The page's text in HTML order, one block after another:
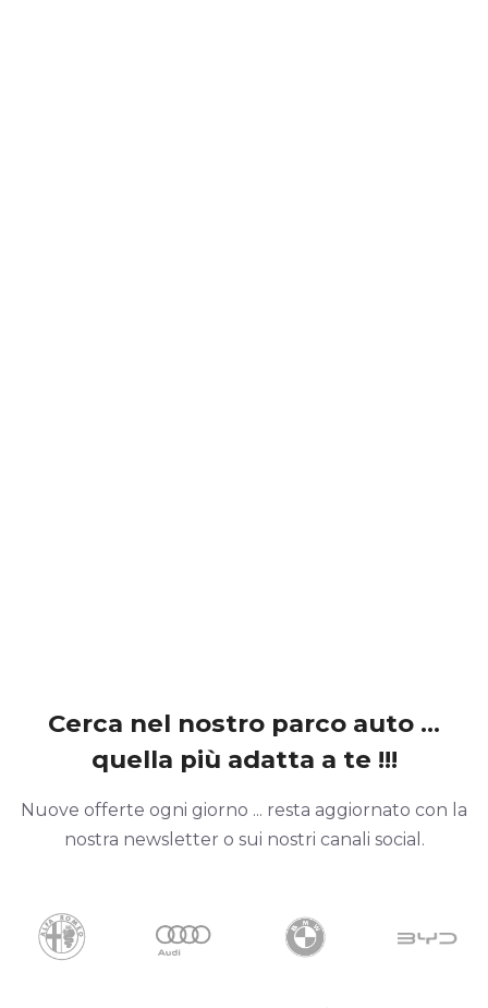
Cerca nel nostro parco auto ...
quella più adatta a te !!!
Nuove offerte ogni giorno ... resta aggiornato con la
nostra newsletter o sui nostri canali social.